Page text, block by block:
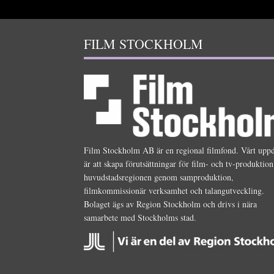
FILM STOCKHOLM
Film Stockholm AB är en regional filmfond. Vårt
är att skapa förutsättningar för film- och tv-
huvudstadsregionen genom samproduktion,
filmkommissionär verksamhet och talangutveckling.
Bolaget ägs av Region Stockholm och drivs i nära
samarbete med Stockholms stad.